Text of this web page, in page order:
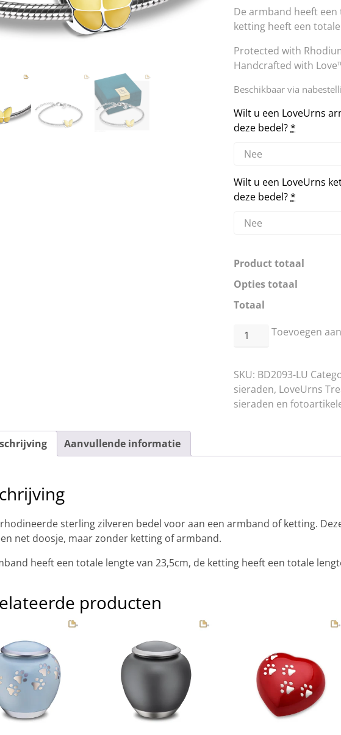
De armband heeft een
ketting heeft een
Protected with
Handcrafted with
Beschikbaar via
Wilt u een LoveUrns
deze bedel?*
Wilt u een LoveUrns
deze bedel?*
Product totaal
Opties totaal
Totaal
BD2093
Of
Hope
-
Toevoegen
SKU: BD2093-LU
sieraden, LoveUrns
sieraden en
Aanvullende informatie
sterling zilveren bedel voor aan een armband of ketting.
net doosje, maar zonder ketting of armband.
heeft een totale lengte van 23,5cm, de ketting heeft een totale
producten